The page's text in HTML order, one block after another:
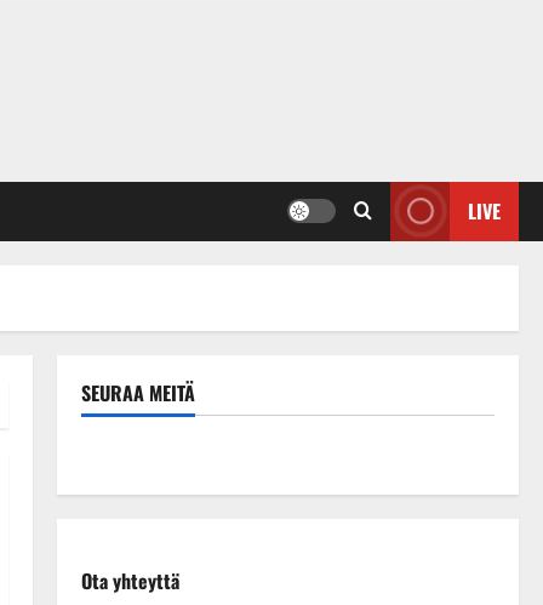
LIVE
SEURAA MEITÄ
Ota yhteyttä